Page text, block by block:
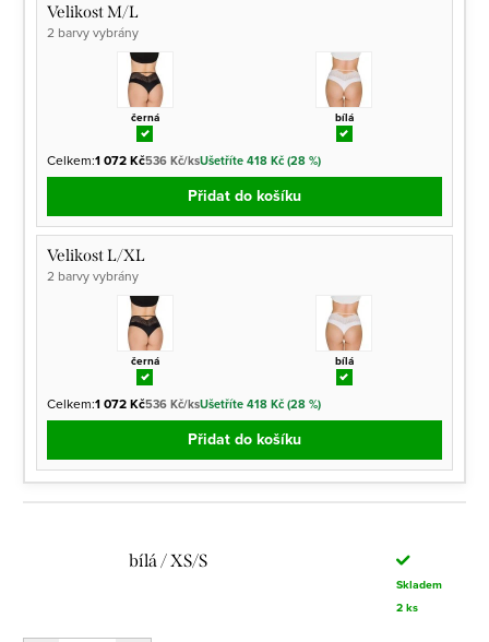
Velikost M/L
2 barvy vybrány
černá bílá
Celkem:1 072 Kč536 Kč/ksUšetříte 418 Kč (28 %)
Přidat do košíku
Velikost L/XL
2 barvy vybrány
černá bílá
Celkem:1 072 Kč536 Kč/ksUšetříte 418 Kč (28 %)
Přidat do košíku
bílá / XS/S
Skladem
2 ks